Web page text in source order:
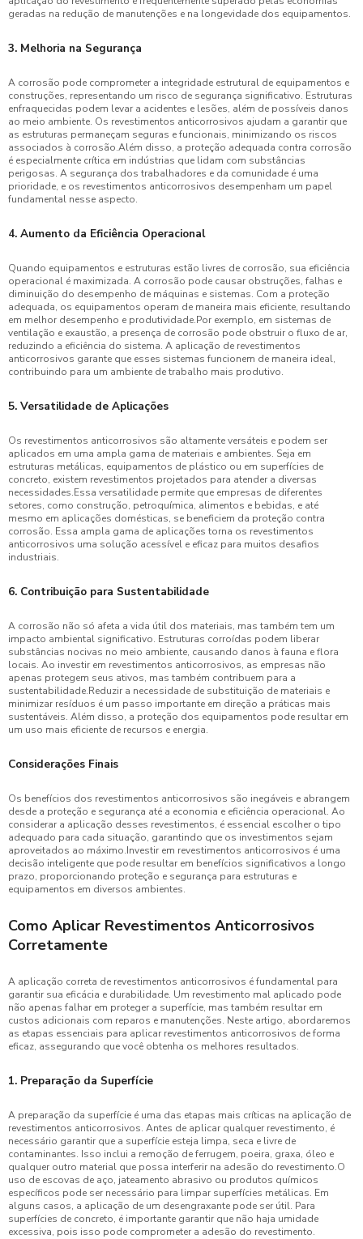
geradas na redução de manutenções e na longevidade dos equipamentos.
3. Melhoria na Segurança
A corrosão pode comprometer a integridade estrutural de equipamentos e
construções, representando um risco de segurança significativo. Estruturas
enfraquecidas podem levar a acidentes e lesões, além de possíveis danos
ao meio ambiente. Os revestimentos anticorrosivos ajudam a garantir que
as estruturas permaneçam seguras e funcionais, minimizando os riscos
associados à corrosão.Além disso, a proteção adequada contra corrosão
é especialmente crítica em indústrias que lidam com substâncias
perigosas. A segurança dos trabalhadores e da comunidade é uma
prioridade, e os revestimentos anticorrosivos desempenham um papel
fundamental nesse aspecto.
4. Aumento da Eficiência Operacional
Quando equipamentos e estruturas estão livres de corrosão, sua eficiência
operacional é maximizada. A corrosão pode causar obstruções, falhas e
diminuição do desempenho de máquinas e sistemas. Com a proteção
adequada, os equipamentos operam de maneira mais eficiente, resultando
em melhor desempenho e produtividade.Por exemplo, em sistemas de
ventilação e exaustão, a presença de corrosão pode obstruir o fluxo de ar,
reduzindo a eficiência do sistema. A aplicação de revestimentos
anticorrosivos garante que esses sistemas funcionem de maneira ideal,
contribuindo para um ambiente de trabalho mais produtivo.
5. Versatilidade de Aplicações
Os revestimentos anticorrosivos são altamente versáteis e podem ser
aplicados em uma ampla gama de materiais e ambientes. Seja em
estruturas metálicas, equipamentos de plástico ou em superfícies de
concreto, existem revestimentos projetados para atender a diversas
necessidades.Essa versatilidade permite que empresas de diferentes
setores, como construção, petroquímica, alimentos e bebidas, e até
mesmo em aplicações domésticas, se beneficiem da proteção contra
corrosão. Essa ampla gama de aplicações torna os revestimentos
anticorrosivos uma solução acessível e eficaz para muitos desafios
industriais.
6. Contribuição para Sustentabilidade
A corrosão não só afeta a vida útil dos materiais, mas também tem um
impacto ambiental significativo. Estruturas corroídas podem liberar
substâncias nocivas no meio ambiente, causando danos à fauna e flora
locais. Ao investir em revestimentos anticorrosivos, as empresas não
apenas protegem seus ativos, mas também contribuem para a
sustentabilidade.Reduzir a necessidade de substituição de materiais e
minimizar resíduos é um passo importante em direção a práticas mais
sustentáveis. Além disso, a proteção dos equipamentos pode resultar em
um uso mais eficiente de recursos e energia.
Considerações Finais
Os benefícios dos revestimentos anticorrosivos são inegáveis e abrangem
desde a proteção e segurança até a economia e eficiência operacional. Ao
considerar a aplicação desses revestimentos, é essencial escolher o tipo
adequado para cada situação, garantindo que os investimentos sejam
aproveitados ao máximo.Investir em revestimentos anticorrosivos é uma
decisão inteligente que pode resultar em benefícios significativos a longo
prazo, proporcionando proteção e segurança para estruturas e
equipamentos em diversos ambientes.
Como Aplicar Revestimentos Anticorrosivos
Corretamente
A aplicação correta de revestimentos anticorrosivos é fundamental para
garantir sua eficácia e durabilidade. Um revestimento mal aplicado pode
não apenas falhar em proteger a superfície, mas também resultar em
custos adicionais com reparos e manutenções. Neste artigo, abordaremos
as etapas essenciais para aplicar revestimentos anticorrosivos de forma
eficaz, assegurando que você obtenha os melhores resultados.
1. Preparação da Superfície
A preparação da superfície é uma das etapas mais críticas na aplicação de
revestimentos anticorrosivos. Antes de aplicar qualquer revestimento, é
necessário garantir que a superfície esteja limpa, seca e livre de
contaminantes. Isso inclui a remoção de ferrugem, poeira, graxa, óleo e
qualquer outro material que possa interferir na adesão do revestimento.O
uso de escovas de aço, jateamento abrasivo ou produtos químicos
específicos pode ser necessário para limpar superfícies metálicas. Em
alguns casos, a aplicação de um desengraxante pode ser útil. Para
superfícies de concreto, é importante garantir que não haja umidade
excessiva, pois isso pode comprometer a adesão do revestimento.